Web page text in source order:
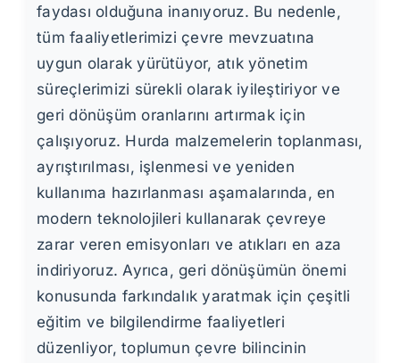
faydası olduğuna inanıyoruz. Bu nedenle,
tüm faaliyetlerimizi çevre mevzuatına
uygun olarak yürütüyor, atık yönetim
süreçlerimizi sürekli olarak iyileştiriyor ve
geri dönüşüm oranlarını artırmak için
çalışıyoruz. Hurda malzemelerin toplanması,
ayrıştırılması, işlenmesi ve yeniden
kullanıma hazırlanması aşamalarında, en
modern teknolojileri kullanarak çevreye
zarar veren emisyonları ve atıkları en aza
indiriyoruz. Ayrıca, geri dönüşümün önemi
konusunda farkındalık yaratmak için çeşitli
eğitim ve bilgilendirme faaliyetleri
düzenliyor, toplumun çevre bilincinin